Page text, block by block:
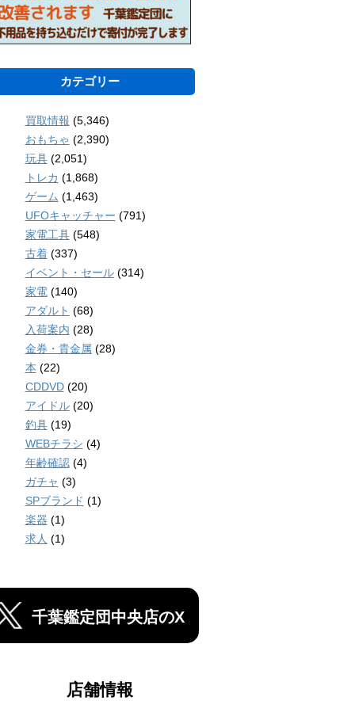
カテゴリー
買取情報 (5,346)
おもちゃ (2,390)
玩具(2,051)
トレカ (1,868)
ゲーム (1,463)
UFOキャッチャー (791)
家電工具(548)
古着(337)
イベント・セール(314)
家電(140)
アダルト (68)
入荷案内 (28)
金券・貴金属 (28)
本 (22)
CDDVD(20)
アイドル(20)
釣具(19)
WEBチラシ (4)
年齢確認(4)
ガチャ (3)
SPブランド (1)
楽器 (1)
求人 (1)
千葉鑑定団中央店のX
店舗情報